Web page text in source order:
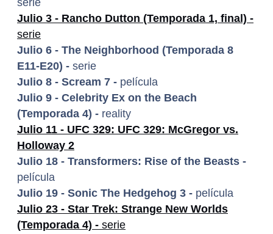
Julio 3 - Rancho Dutton (Temporada 1, final) -
serie
Julio 6 - The Neighborhood (Temporada 8
E11-E20) - serie
Julio 8 - Scream 7 - película
Julio 9 - Celebrity Ex on the Beach
(Temporada 4) - reality
Julio 11 - UFC 329: UFC 329: McGregor vs.
Holloway 2
Julio 18 - Transformers: Rise of the Beasts -
película
Julio 19 - Sonic The Hedgehog 3 - película
Julio 23 - Star Trek: Strange New Worlds
(Temporada 4) - serie